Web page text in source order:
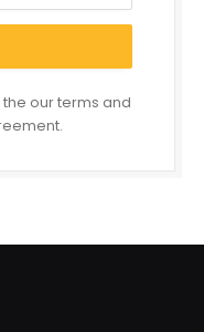
our terms and